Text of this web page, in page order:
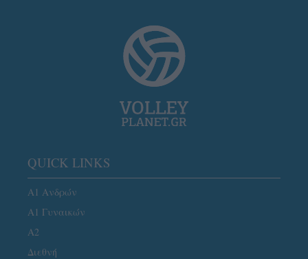
QUICK LINKS
Α1 Ανδρών
Α1 Γυναικών
A2
Διεθνή